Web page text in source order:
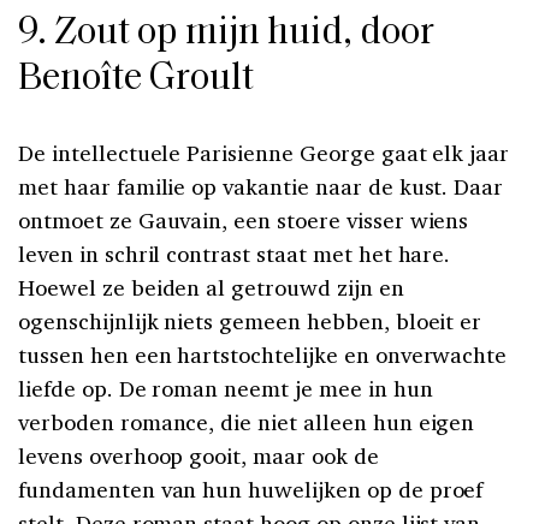
9. Zout op mijn huid, door
Benoîte Groult
De intellectuele Parisienne George gaat elk jaar
met haar familie op vakantie naar de kust. Daar
ontmoet ze Gauvain, een stoere visser wiens
leven in schril contrast staat met het hare.
Hoewel ze beiden al getrouwd zijn en
ogenschijnlijk niets gemeen hebben, bloeit er
tussen hen een hartstochtelijke en onverwachte
liefde op. De roman neemt je mee in hun
verboden romance, die niet alleen hun eigen
levens overhoop gooit, maar ook de
fundamenten van hun huwelijken op de proef